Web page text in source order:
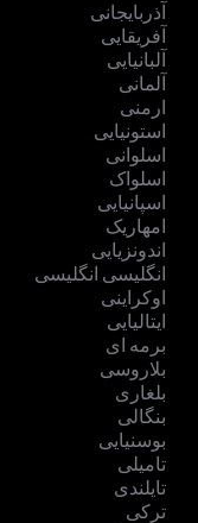
آذربایجانی
آفریقایی
آلبانیایی
آلمانی
ارمنی
استونیایی
اسلوانی
اسلواک
اسپانیایی
امهاریک
اندونزیایی
انگلیسی انگلیسی
اوکراینی
ایتالیایی
برمه ای
بلاروسی
بلغاری
بنگالی
بوسنیایی
تامیلی
تایلندی
ترکی